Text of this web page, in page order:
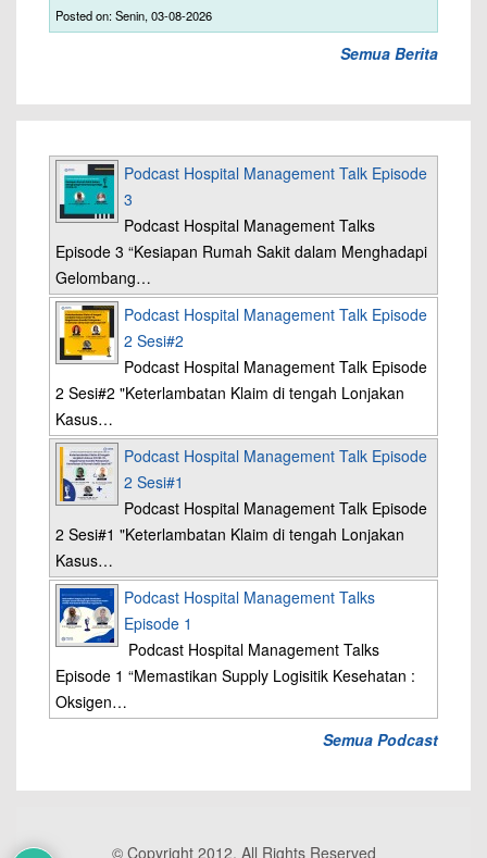
Posted on: Senin, 03-08-2026
Semua Berita
Podcast Hospital Management Talk Episode
3
Podcast Hospital Management Talks
Episode 3 “Kesiapan Rumah Sakit dalam Menghadapi
Gelombang…
Podcast Hospital Management Talk Episode
2 Sesi#2
Podcast Hospital Management Talk Episode
2 Sesi#2 "Keterlambatan Klaim di tengah Lonjakan
Kasus…
Podcast Hospital Management Talk Episode
2 Sesi#1
Podcast Hospital Management Talk Episode
2 Sesi#1 "Keterlambatan Klaim di tengah Lonjakan
Kasus…
Podcast Hospital Management Talks
Episode 1
Podcast Hospital Management Talks
Episode 1 “Memastikan Supply Logisitik Kesehatan :
Oksigen…
Semua Podcast
© Copyright 2012, All Rights Reserved